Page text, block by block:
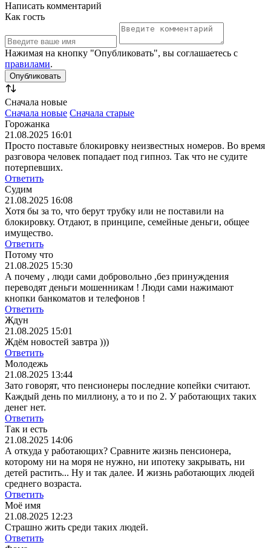
Написать комментарий
Как гость
Нажимая на кнопку "Опубликовать", вы соглашаетесь с
правилами.
Сначала новые
Сначала новые Сначала старые
Горожанка
21.08.2025 16:01
Просто поставьте блокировку неизвестных номеров. Во время
разговора человек попадает под гипноз. Так что не судите
потерпевших.
Ответить
Судим
21.08.2025 16:08
Хотя бы за то, что берут трубку или не поставили на
блокировку. Отдают, в принципе, семейные деньги, общее
имущество.
Ответить
Потому что
21.08.2025 15:30
А почему , люди сами добровольно ,без принуждения
переводят деньги мошенникам ! Люди сами нажимают
кнопки банкоматов и телефонов !
Ответить
Ждун
21.08.2025 15:01
Ждём новостей завтра )))
Ответить
Молодежь
21.08.2025 13:44
Зато говорят, что пенсионеры последние копейки считают.
Каждый день по миллиону, а то и по 2. У работающих таких
денег нет.
Ответить
Так и есть
21.08.2025 14:06
А откуда у работающих? Сравните жизнь пенсионера,
которому ни на моря не нужно, ни ипотеку закрывать, ни
детей растить... Ну и так далее. И жизнь работающих людей
среднего возраста.
Ответить
Моё имя
21.08.2025 12:23
Страшно жить среди таких людей.
Ответить